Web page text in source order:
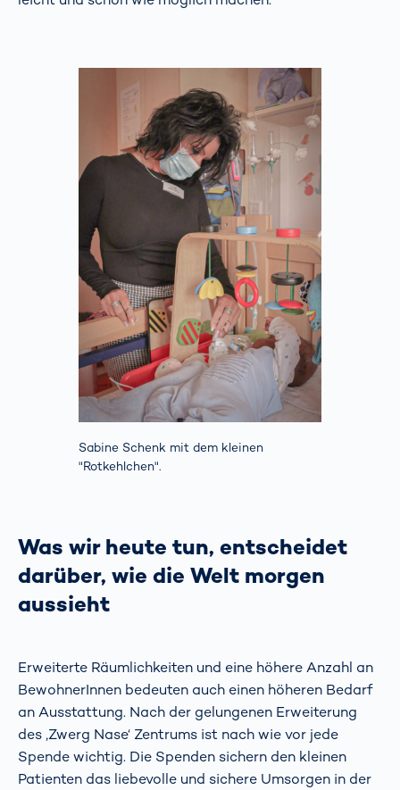
Sabine Schenk mit dem kleinen
"Rotkehlchen".
Was wir heute tun, entscheidet
darüber, wie die Welt morgen
aussieht
Erweiterte Räumlichkeiten und eine höhere Anzahl an
BewohnerInnen bedeuten auch einen höheren Bedarf
an Ausstattung. Nach der gelungenen Erweiterung
des ‚Zwerg Nase‘ Zentrums ist nach wie vor jede
Spende wichtig. Die Spenden sichern den kleinen
Patienten das liebevolle und sichere Umsorgen in der